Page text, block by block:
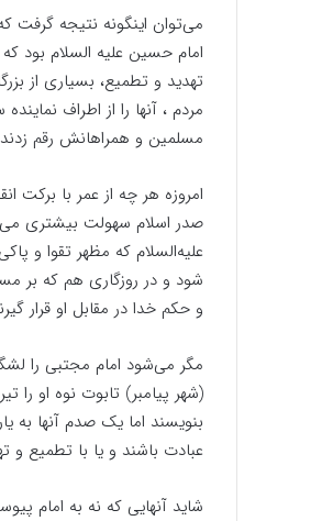
می‌توان اینگونه نتیجه گرفت
امام حسین علیه السلام بود که
تهدید و تطمیع، بسیاری از
مسلمین و همراهانش رقم
امروزه هر چه از عمر با برکت
صدر اسلام سهولت بیشتری
علیه‌السلام که مظهر تقوا و
شود و در روزگاری هم که بر
و حکم خدا در مقابل او قرار
مگر می‌شود امام مجتبی را
بنویسند اما یک صدم آنها به
عبادت باشند و یا با تطمیع و
شاید آنهایی که نه به امام